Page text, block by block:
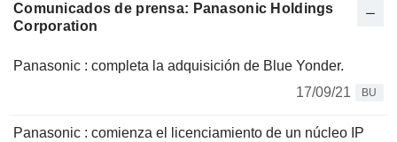
Comunicados de prensa: Panasonic Holdings
Corporation
Panasonic : completa la adquisición de Blue Yonder.
17/09/21
BU
Panasonic : comienza el licenciamiento de un núcleo IP